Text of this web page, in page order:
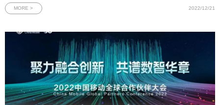
新闻）据悉，该评选活动是在广州市科学技术局、广州市科技进步基金会及广州
MORE > 2022/12/21